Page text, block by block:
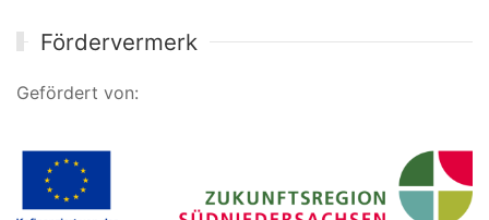
Fördervermerk
Gefördert von: